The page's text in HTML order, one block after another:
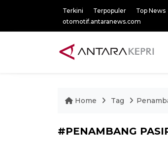
Terkini Terpopuler Top News
otomotif.antaranews.com
Home Tag
#PENAMBANG